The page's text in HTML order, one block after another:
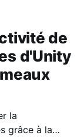
de
d'Unity
la
grâce à la